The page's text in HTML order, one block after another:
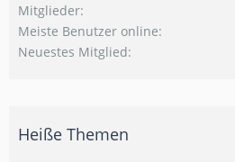
Mitglieder
Meiste Benutzer online
Neuestes Mitglied
Heiße Themen